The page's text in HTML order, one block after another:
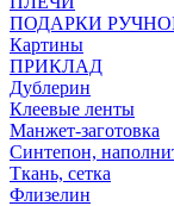
ПОДАРКИ
Картины
ПРИКЛАД
Дублерин
Клеевые ленты
Манжет-заготовка
Синтепон,
Ткань, сетка
Флизелин